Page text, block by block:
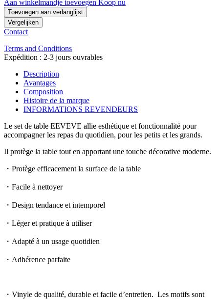
Aan winkelmandje toevoegen Koop nu
Toevoegen aan verlanglijst
Vergelijken
Contact
Terms and Conditions
Expédition : 2-3 jours ouvrables
Description
Avantages
Composition
Histoire de la marque
INFORMATIONS REVENDEURS
Le set de table EEVEVE allie esthétique et fonctionnalité pour
accompagner les repas du quotidien, pour les petits et les grands.
Il protège la table tout en apportant une touche décorative moderne.
・Protège efficacement la surface de la table
・Facile à nettoyer
・Design tendance et intemporel
・Léger et pratique à utiliser
・Adapté à un usage quotidien
・Adhérence parfaite
・Vinyle de qualité, durable et facile d’entretien. Les motifs sont